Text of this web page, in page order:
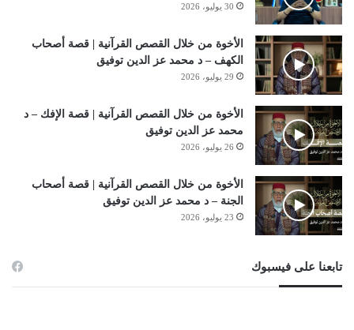
30 يوليو، 2026
الأخوة من خلال القصص القرآنية | قصة أصحاب
الكهف – د محمد عز الدين توفيق
29 يوليو، 2026
الأخوة من خلال القصص القرآنية | قصة الإفك – د
محمد عز الدين توفيق
26 يوليو، 2026
الأخوة من خلال القصص القرآنية | قصة أصحاب
الجنة – د محمد عز الدين توفيق
23 يوليو، 2026
تابعنا على فيسبوك